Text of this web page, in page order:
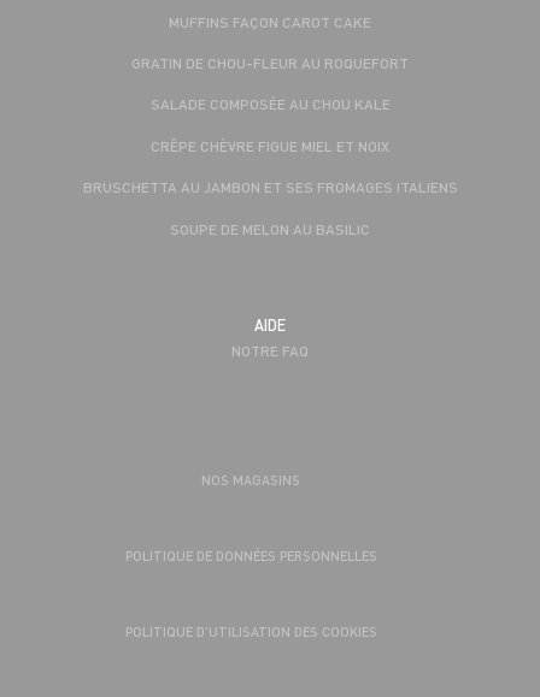
MUFFINS FAÇON CAROT CAKE
GRATIN DE CHOU-FLEUR AU ROQUEFORT
SALADE COMPOSÉE AU CHOU KALE
CRÊPE CHÈVRE FIGUE MIEL ET NOIX
BRUSCHETTA AU JAMBON ET SES FROMAGES ITALIENS
SOUPE DE MELON AU BASILIC
AIDE
NOTRE FAQ
NOS MAGASINS
POLITIQUE DE DONNÉES PERSONNELLES
POLITIQUE D’UTILISATION DES COOKIES